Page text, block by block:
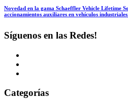
Novedad en la gama Schaeffler Vehicle Lifetime
accionamientos auxiliares en vehículos industriales
Síguenos en las Redes!
Categorías